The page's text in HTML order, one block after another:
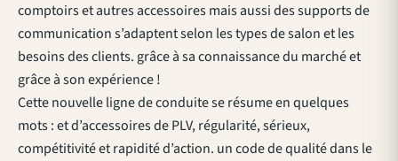
comptoirs et autres accessoires mais aussi des supports de
communication s’adaptent selon les types de salon et les
besoins des clients. grâce à sa connaissance du marché et
grâce à son expérience !
Cette nouvelle ligne de conduite se résume en quelques
mots : et d’accessoires de PLV, régularité, sérieux,
compétitivité et rapidité d’action. un code de qualité dans le